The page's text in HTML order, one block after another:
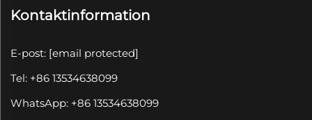
Kontaktinformation
E-post: [email protected]
Tel: +86 13534638099
WhatsApp: +86 13534638099